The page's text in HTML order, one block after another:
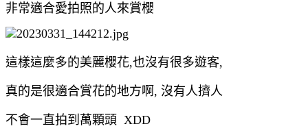
非常適合愛拍照的人來賞櫻
這樣這麼多的美麗櫻花,也沒有很多遊客,
真的是很適合賞花的地方啊, 沒有人擠人
不會一直拍到萬顆頭 XDD